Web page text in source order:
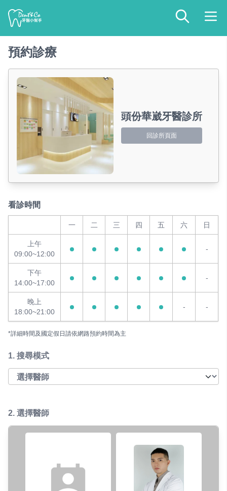
預約診療
頭份華崴牙醫診所
回診所頁面
看診時間
一 二 三 四 五 六 日
上午
09:00~12:00
-
下午
14:00~17:00
-
晚上
18:00~21:00
- -
*詳細時間及國定假日請依網路預約時間為主
1. 搜尋模式
2. 選擇醫師